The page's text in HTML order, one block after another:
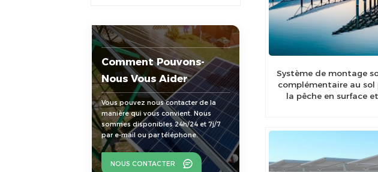
Système de montage
complémentaire au sol
la pêche en surface
Comment Pouvons-
Nous Vous Aider
Vous pouvez nous contacter de la
manière qui vous convient. Nous
sommes disponibles 24h/24 et 7j/7
par e-mail ou par téléphone.
NOUS CONTACTER